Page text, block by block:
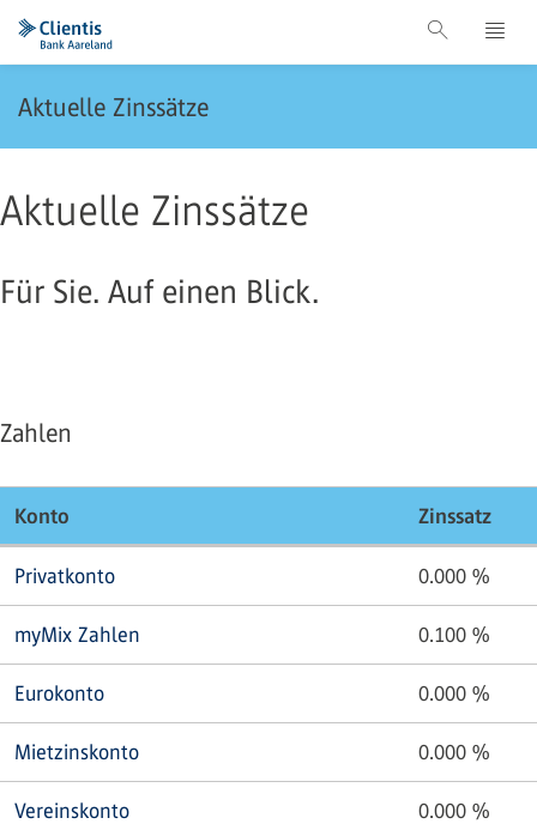
Aktuelle Zinssätze
Aktuelle Zinssätze
Für Sie. Auf einen Blick.
Zahlen
Konto Zinssatz
Privatkonto 0.000 %
myMix Zahlen 0.100 %
Eurokonto 0.000 %
Mietzinskonto 0.000 %
Vereinskonto 0.000 %